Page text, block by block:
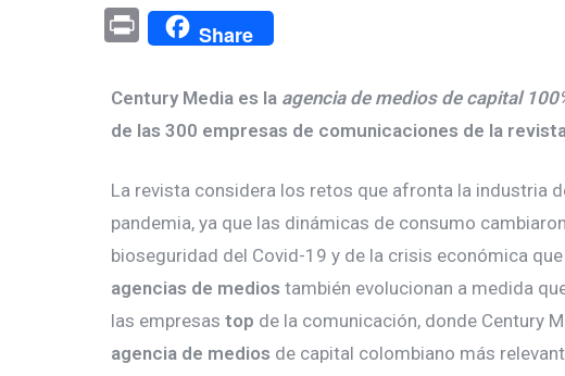
Pr
in
t
Share
Century Media es la agencia de medios de capital
de las 300 empresas de comunicaciones de la
La revista considera los retos que afronta la industria
pandemia, ya que las dinámicas de consumo
bioseguridad del Covid-19 y de la crisis económica
agencias de medios también evolucionan a medida
las empresas top de la comunicación, donde Century
agencia de medios de capital colombiano más